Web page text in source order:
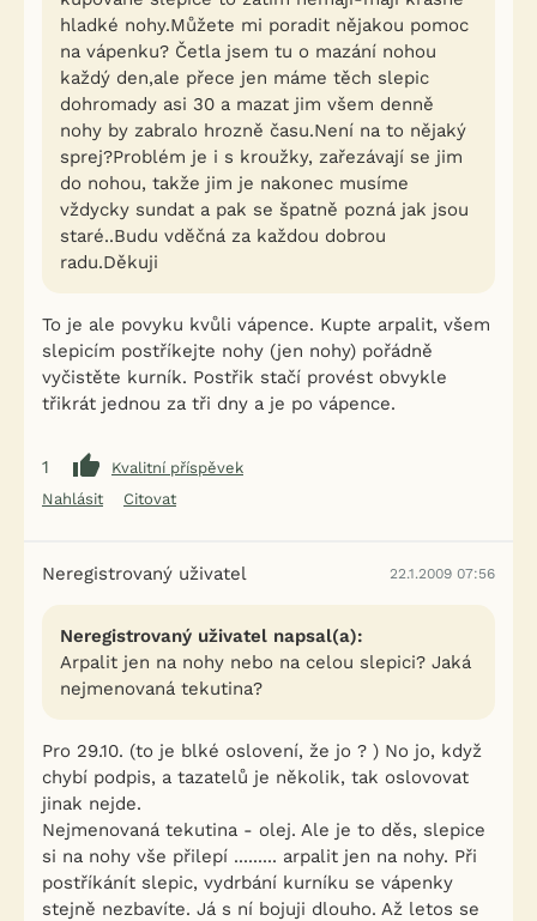
hladké nohy.Můžete mi poradit nějakou pomoc
na vápenku? Četla jsem tu o mazání nohou
každý den,ale přece jen máme těch slepic
dohromady asi 30 a mazat jim všem denně
nohy by zabralo hrozně času.Není na to nějaký
sprej?Problém je i s kroužky, zařezávají se jim
do nohou, takže jim je nakonec musíme
vždycky sundat a pak se špatně pozná jak jsou
staré..Budu vděčná za každou dobrou
radu.Děkuji
To je ale povyku kvůli vápence. Kupte arpalit, všem
slepicím postříkejte nohy (jen nohy) pořádně
vyčistěte kurník. Postřik stačí provést obvykle
třikrát jednou za tři dny a je po vápence.
1
Kvalitní příspěvek
Nahlásit
Citovat
Neregistrovaný uživatel 22.1.2009 07:56
Neregistrovaný uživatel napsal(a):
Arpalit jen na nohy nebo na celou slepici? Jaká
nejmenovaná tekutina?
Pro 29.10. (to je blké oslovení, že jo ? ) No jo, když
chybí podpis, a tazatelů je několik, tak oslovovat
jinak nejde.
Nejmenovaná tekutina - olej. Ale je to děs, slepice
si na nohy vše přilepí ......... arpalit jen na nohy. Při
postříkánít slepic, vydrbání kurníku se vápenky
stejně nezbavíte. Já s ní bojuji dlouho. Až letos se